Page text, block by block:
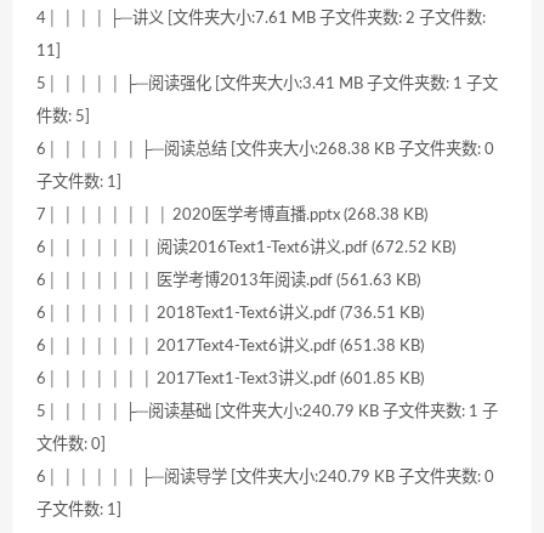
4│ │ │ │ ├─讲义 [文件夹大小:7.61 MB 子文件夹数: 2 子文件数:
11]
5│ │ │ │ │ ├─阅读强化 [文件夹大小:3.41 MB 子文件夹数: 1 子文
件数: 5]
6│ │ │ │ │ │ ├─阅读总结 [文件夹大小:268.38 KB 子文件夹数: 0
子文件数: 1]
7│ │ │ │ │ │ │ │ 2020医学考博直播.pptx (268.38 KB)
6│ │ │ │ │ │ │ 阅读2016Text1-Text6讲义.pdf (672.52 KB)
6│ │ │ │ │ │ │ 医学考博2013年阅读.pdf (561.63 KB)
6│ │ │ │ │ │ │ 2018Text1-Text6讲义.pdf (736.51 KB)
6│ │ │ │ │ │ │ 2017Text4-Text6讲义.pdf (651.38 KB)
6│ │ │ │ │ │ │ 2017Text1-Text3讲义.pdf (601.85 KB)
5│ │ │ │ │ ├─阅读基础 [文件夹大小:240.79 KB 子文件夹数: 1 子
文件数: 0]
6│ │ │ │ │ │ ├─阅读导学 [文件夹大小:240.79 KB 子文件夹数: 0
子文件数: 1]